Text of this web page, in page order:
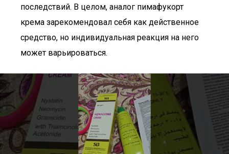
последствий. В целом, аналог пимафукорт
крема зарекомендовал себя как действенное
средство, но индивидуальная реакция на него
может варьироваться.